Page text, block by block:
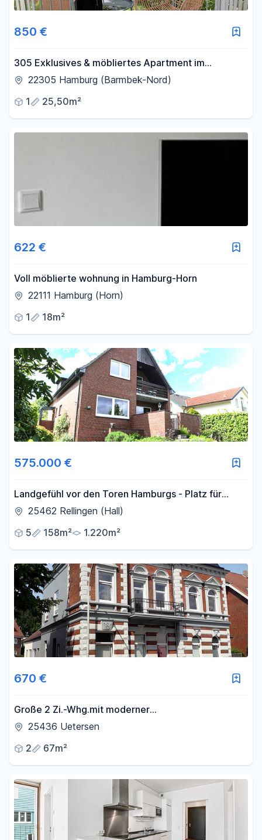
850 €
305 Exklusives & möbliertes Apartment im
kernsanierten Bunker – Design, Komfort &
22305 Hamburg (Barmbek-Nord)
1
25,50m²
622 €
Voll möblierte wohnung in Hamburg-Horn
22111 Hamburg (Horn)
1
18m²
575.000 €
Landgefühl vor den Toren Hamburgs - Platz für
Mensch & Tier/ Mehrgenerationenhaus
25462 Rellingen (Hall)
5
158m² 1.220m²
670 €
Große 2 Zi.-Whg.mit moderner
Einbauküche,Wintergarten,eigener Eingang,KFZ
25436 Uetersen
2
67m²